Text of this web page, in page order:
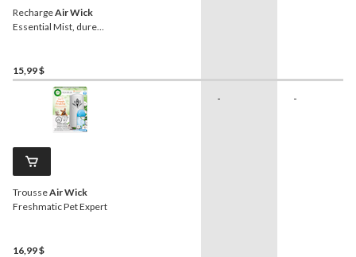
RechargeAir Wick
Essential Mist, dure
15,99 $
TrousseAir Wick
Freshmatic Pet Expert
16,99 $
- -